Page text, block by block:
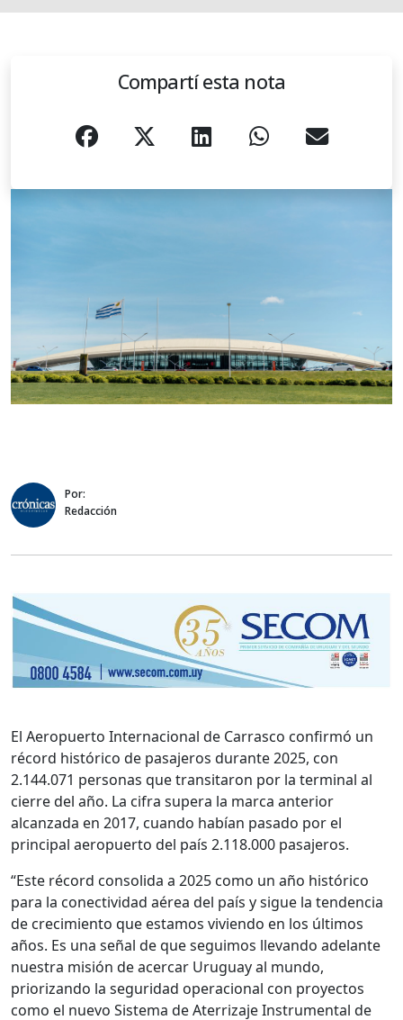
Compartí esta nota
Por:
Redacción
El Aeropuerto Internacional de Carrasco confirmó un
récord histórico de pasajeros durante 2025, con
2.144.071 personas que transitaron por la terminal al
cierre del año. La cifra supera la marca anterior
alcanzada en 2017, cuando habían pasado por el
principal aeropuerto del país 2.118.000 pasajeros.
“Este récord consolida a 2025 como un año histórico
para la conectividad aérea del país y sigue la tendencia
de crecimiento que estamos viviendo en los últimos
años. Es una señal de que seguimos llevando adelante
nuestra misión de acercar Uruguay al mundo,
priorizando la seguridad operacional con proyectos
como el nuevo Sistema de Aterrizaje Instrumental de